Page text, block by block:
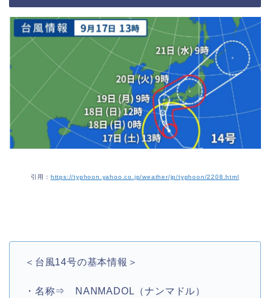
引用： https://typhoon.yahoo.co.jp/weather/jp/typhoon/2208.html
＜台風14号の基本情報＞
・名称⇒ NANMADOL（ナンマドル）